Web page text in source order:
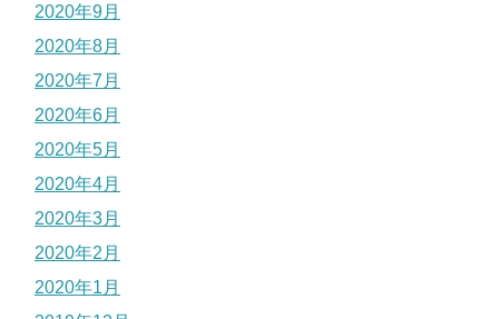
2020年9月
2020年8月
2020年7月
2020年6月
2020年5月
2020年4月
2020年3月
2020年2月
2020年1月